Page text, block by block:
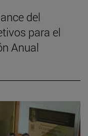
del
para el
Anual